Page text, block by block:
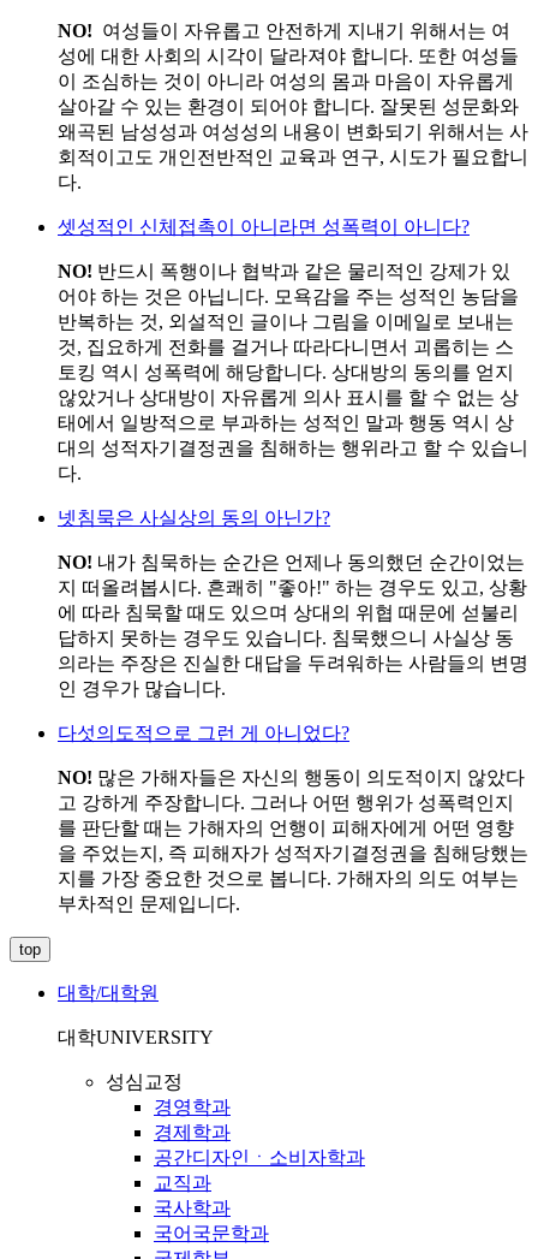
NO! 여성들이 자유롭고 안전하게 지내기 위해서는 여
성에 대한 사회의 시각이 달라져야 합니다. 또한 여성들
이 조심하는 것이 아니라 여성의 몸과 마음이 자유롭게
살아갈 수 있는 환경이 되어야 합니다. 잘못된 성문화와
왜곡된 남성성과 여성성의 내용이 변화되기 위해서는 사
회적이고도 개인전반적인 교육과 연구, 시도가 필요합니
다.
셋성적인 신체접촉이 아니라면 성폭력이 아니다?
NO! 반드시 폭행이나 협박과 같은 물리적인 강제가 있
어야 하는 것은 아닙니다. 모욕감을 주는 성적인 농담을
반복하는 것, 외설적인 글이나 그림을 이메일로 보내는
것, 집요하게 전화를 걸거나 따라다니면서 괴롭히는 스
토킹 역시 성폭력에 해당합니다. 상대방의 동의를 얻지
않았거나 상대방이 자유롭게 의사 표시를 할 수 없는 상
태에서 일방적으로 부과하는 성적인 말과 행동 역시 상
대의 성적자기결정권을 침해하는 행위라고 할 수 있습니
다.
넷침묵은 사실상의 동의 아닌가?
NO! 내가 침묵하는 순간은 언제나 동의했던 순간이었는
지 떠올려봅시다. 흔쾌히 "좋아!" 하는 경우도 있고, 상황
에 따라 침묵할 때도 있으며 상대의 위협 때문에 섣불리
답하지 못하는 경우도 있습니다. 침묵했으니 사실상 동
의라는 주장은 진실한 대답을 두려워하는 사람들의 변명
인 경우가 많습니다.
다섯의도적으로 그런 게 아니었다?
NO! 많은 가해자들은 자신의 행동이 의도적이지 않았다
고 강하게 주장합니다. 그러나 어떤 행위가 성폭력인지
를 판단할 때는 가해자의 언행이 피해자에게 어떤 영향
을 주었는지, 즉 피해자가 성적자기결정권을 침해당했는
지를 가장 중요한 것으로 봅니다. 가해자의 의도 여부는
부차적인 문제입니다.
top
대학/대학원
대학UNIVERSITY
성심교정
경영학과
경제학과
공간디자인ㆍ소비자학과
교직과
국사학과
국어국문학과